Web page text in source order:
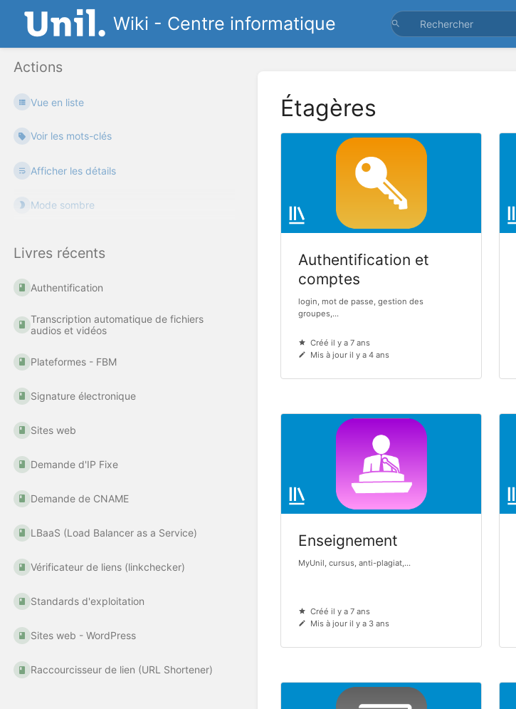
Wiki - Centre informatique
Actions
Vue en liste
Voir les mots-clés
Afficher les détails
Mode sombre
Livres récents
Authentification
Transcription automatique de fichiers
audios et vidéos
Plateformes - FBM
Signature électronique
Sites web
Demande d'IP Fixe
Demande de CNAME
LBaaS (Load Balancer as a Service)
Vérificateur de liens (linkchecker)
Standards d'exploitation
Sites web - WordPress
Raccourcisseur de lien (URL Shortener)
Étagères
Authentification et
comptes
login, mot de passe, gestion des
groupes,...
Créé il y a 7 ans
Mis à jour il y a 4 ans
Enseignement
MyUnil, cursus, anti-plagiat,...
Créé il y a 7 ans
Mis à jour il y a 3 ans